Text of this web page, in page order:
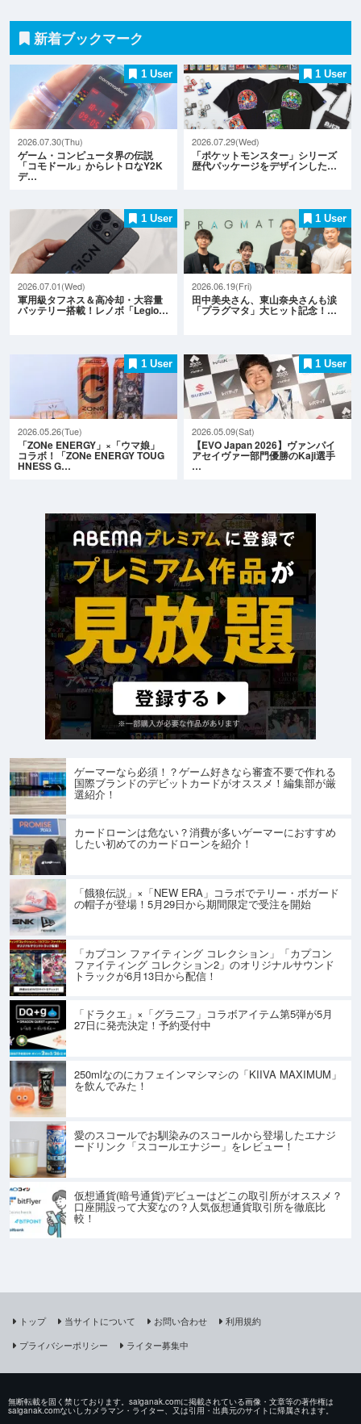
新着ブックマーク
1 User
2026.07.30(Thu)
ゲーム・コンピュータ界の伝説
「コモドール」からレトロなY2K
デ…
1 User
2026.07.29(Wed)
「ポケットモンスター」シリーズ
歴代パッケージをデザインした…
1 User
2026.07.01(Wed)
軍用級タフネス＆高冷却・大容量
バッテリー搭載！レノボ「Legio…
1 User
2026.06.19(Fri)
田中美央さん、東山奈央さんも涙
「プラグマタ」大ヒット記念！…
1 User
2026.05.26(Tue)
「ZONe ENERGY」×「ウマ娘」
コラボ！「ZONe ENERGY TOUG
HNESS G…
1 User
2026.05.09(Sat)
【EVO Japan 2026】ヴァンパイ
アセイヴァー部門優勝のKaji選手
…
ゲーマーなら必須！？ゲーム好きなら審査不要で作れる
国際ブランドのデビットカードがオススメ！編集部が厳
選紹介！
カードローンは危ない？消費が多いゲーマーにおすすめ
したい初めてのカードローンを紹介！
「餓狼伝説」×「NEW ERA」コラボでテリー・ボガード
の帽子が登場！5月29日から期間限定で受注を開始
「カプコン ファイティング コレクション」「カプコン
ファイティング コレクション2」のオリジナルサウンド
トラックが6月13日から配信！
「ドラクエ」×「グラニフ」コラボアイテム第5弾が5月
27日に発売決定！予約受付中
250mlなのにカフェインマシマシの「KIIVA MAXIMUM」
を飲んでみた！
愛のスコールでお馴染みのスコールから登場したエナジ
ードリンク「スコールエナジー」をレビュー！
仮想通貨(暗号通貨)デビューはどこの取引所がオススメ？
口座開設って大変なの？人気仮想通貨取引所を徹底比
較！
トップ 当サイトについて お問い合わせ
利用規約
プライバシーポリシー
ライター募集中
無断転載を固く禁じております。saiganak.comに掲載されている画像・文章等の著作権は
saiganak.comないしカメラマン・ライター、又は引用・出典元のサイトに帰属されます。